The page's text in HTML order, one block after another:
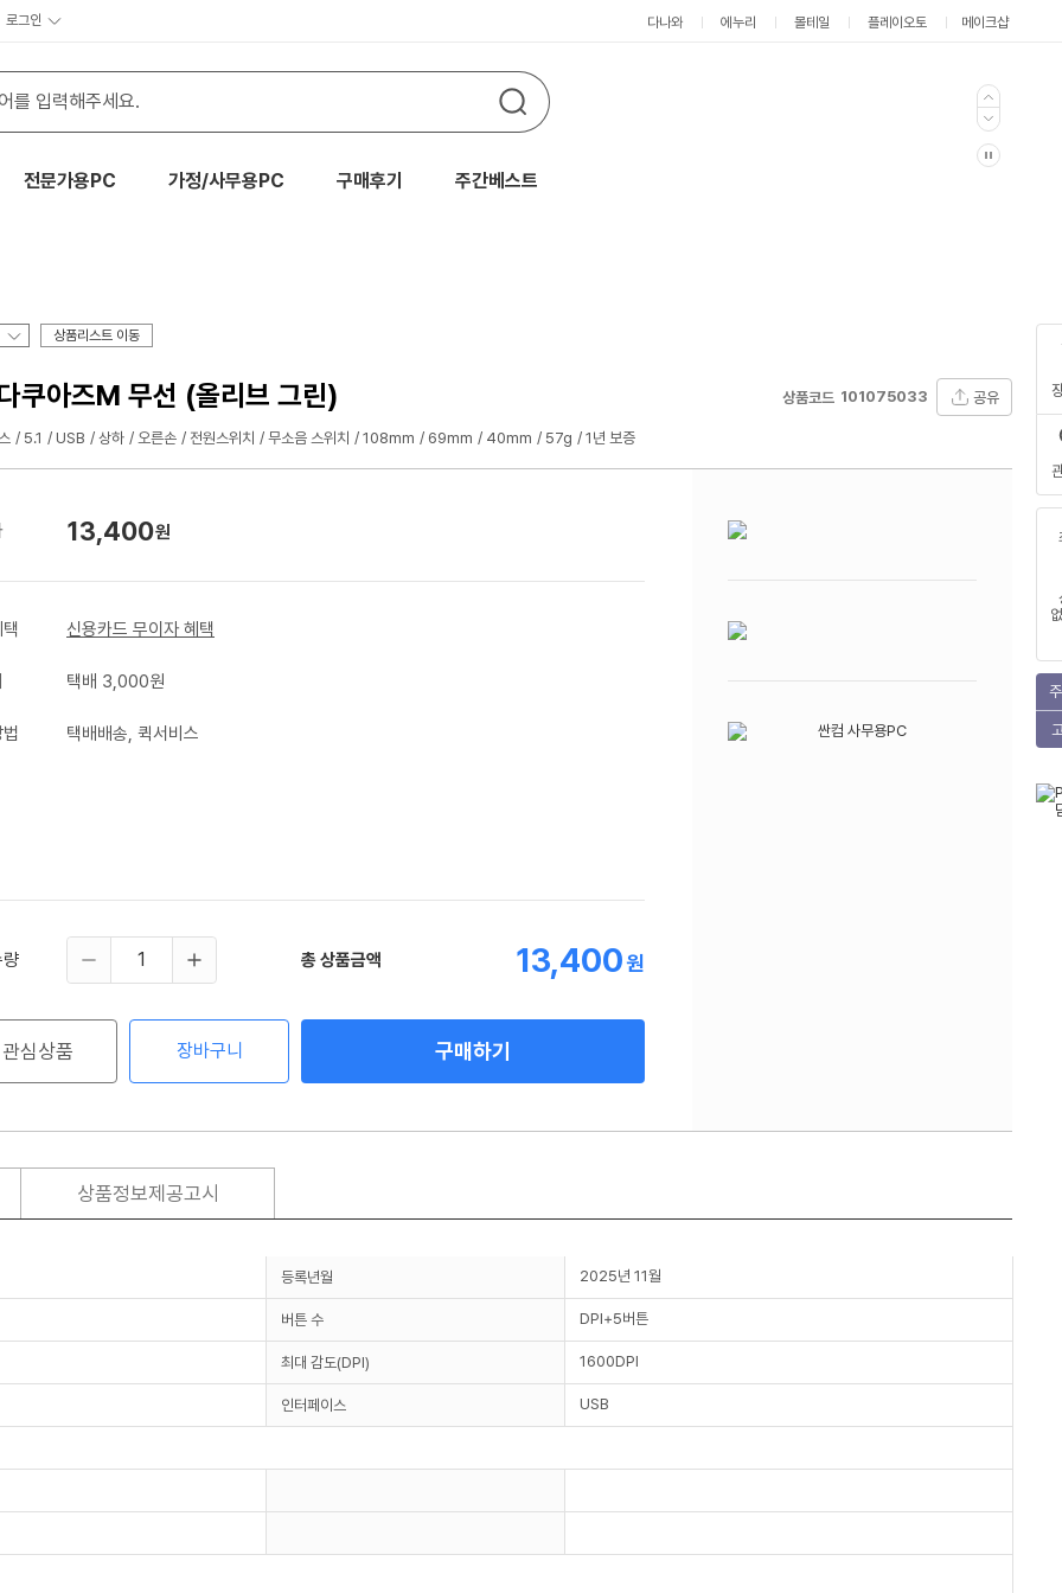
로그인 다나와 에누리 몰테일 플레이오토 메이크샵
전문가용PC 가정/사무용PC 구매후기 주간베스트
상품리스트 이동
쿠아즈M 무선 (올리브 그린) 상품코드 101075033 공유
5.1 USB 상하 오른손 전원스위치 무소음 스위치 108mm 69mm 40mm 57g 1년 보증
13,400원
신용카드 무이자 혜택
택배 3,000원
택배배송, 퀵서비스
량 총 상품금액 13,400원
관심상품 장바구니 구매하기
상품정보제공고시
등록년월 2025년 11월
버튼 수 DPI+5버튼
최대 감도(DPI) 1600DPI
인터페이스 USB